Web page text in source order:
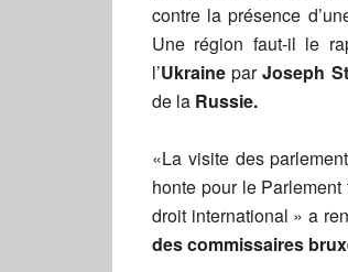
contre la présence
Une région faut-il le
l’Ukraine parJoseph
de la Russie.
«La visite des
honte pour le
droit international » a
des commissaires